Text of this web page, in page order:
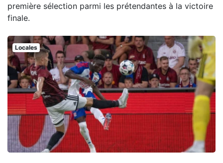
première sélection parmi les prétendantes à la victoire
finale.
Locales